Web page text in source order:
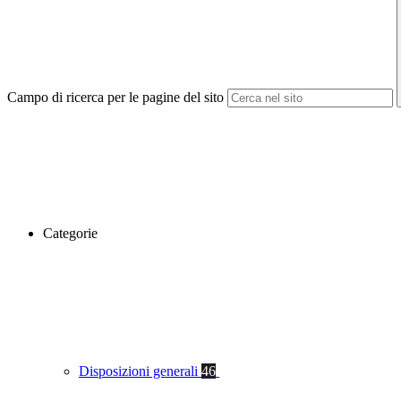
Campo di ricerca per le pagine del sito
Categorie
Disposizioni generali 46